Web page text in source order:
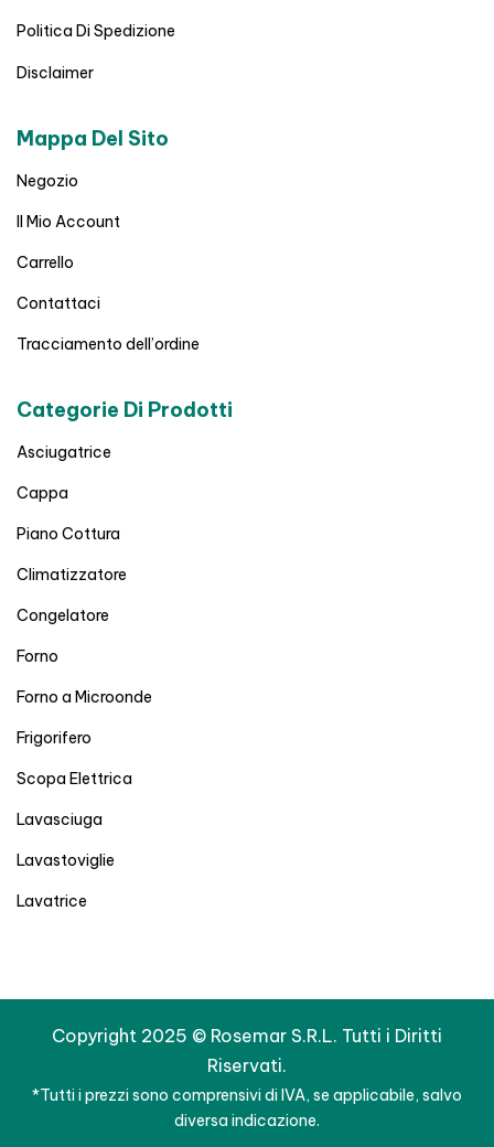
Politica Di Spedizione
Disclaimer
Mappa Del Sito
Negozio
Il Mio Account
Carrello
Contattaci
Tracciamento dell’ordine
Categorie Di Prodotti
Asciugatrice
Cappa
Piano Cottura
Climatizzatore
Congelatore
Forno
Forno a Microonde
Frigorifero
Scopa Elettrica
Lavasciuga
Lavastoviglie
Lavatrice
Copyright 2025 © Rosemar S.R.L. Tutti i Diritti
Riservati.
*Tutti i prezzi sono comprensivi di IVA, se applicabile, salvo
diversa indicazione.